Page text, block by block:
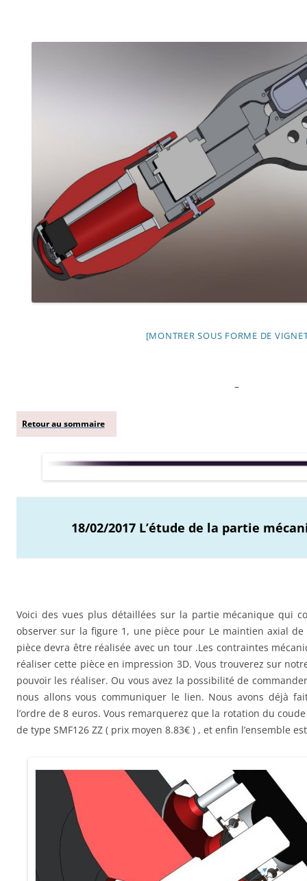
[MONTRER SOUS FORME DE
–
Retour au sommaire
18/02/2017 L’étude de la partie
Voici des vues plus détaillées sur la partie mécanique qui
observer sur la figure 1, une pièce pour Le maintien axial de
pièce devra être réalisée avec un tour .Les contraintes
réaliser cette pièce en impression 3D. Vous trouverez sur
pouvoir les réaliser. Ou vous avez la possibilité de
nous allons vous communiquer le lien. Nous avons déjà
l’ordre de 8 euros. Vous remarquerez que la rotation du
de type SMF126 ZZ ( prix moyen 8.83€ ) , et enfin l’ensemble